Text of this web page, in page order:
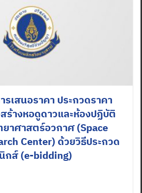
รเสนอราคา ประกวดราคา
ร้างหอดูดาวและห้องปฏิบัติ
าศาสตร์อวกาศ (Space
Center) ด้วยวิธีประกวด
กส์ (e-bidding)